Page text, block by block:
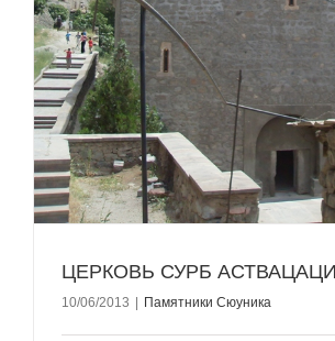
ЦЕРКОВЬ СУРБ
10/06/2013 Памятники Сюуника